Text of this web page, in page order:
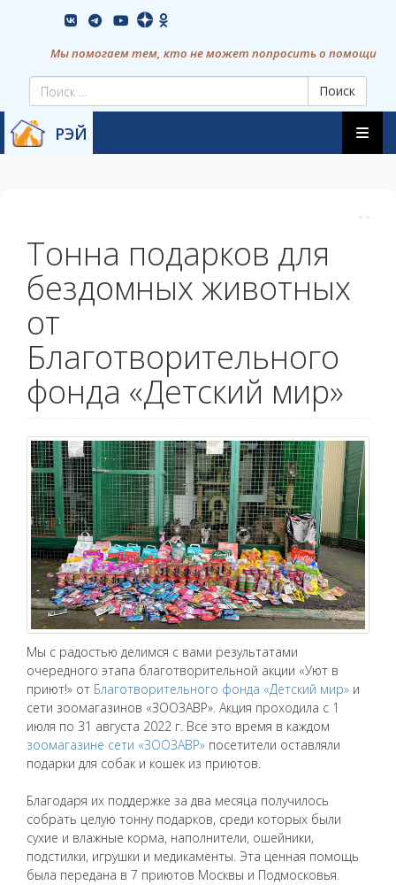
vkontakte youtube
Мы помогаем тем, кто не может попросить о помощи
Поиск
РЭЙ
content
Тонна подарков для
бездомных животных
от
Благотворительного
фонда «Детский мир»
Мы с радостью делимся с вами результатами
очередного этапа благотворительной акции «Уют в
приют!» от Благотворительного фонда «Детский мир» и
сети зоомагазинов «ЗООЗАВР». Акция проходила с 1
июля по 31 августа 2022 г. Всё это время в каждом
зоомагазине сети «ЗООЗАВР» посетители оставляли
подарки для собак и кошек из приютов.
Благодаря их поддержке за два месяца получилось
собрать целую тонну подарков, среди которых были
сухие и влажные корма, наполнители, ошейники,
подстилки, игрушки и медикаменты. Эта ценная помощь
была передана в 7 приютов Москвы и Подмосковья.